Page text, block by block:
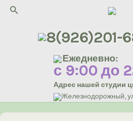
Перейти
Поиск
8(926)201-
Ежедневно:
с 9:00 до
Адрес нашей студии
Железнодорожный,